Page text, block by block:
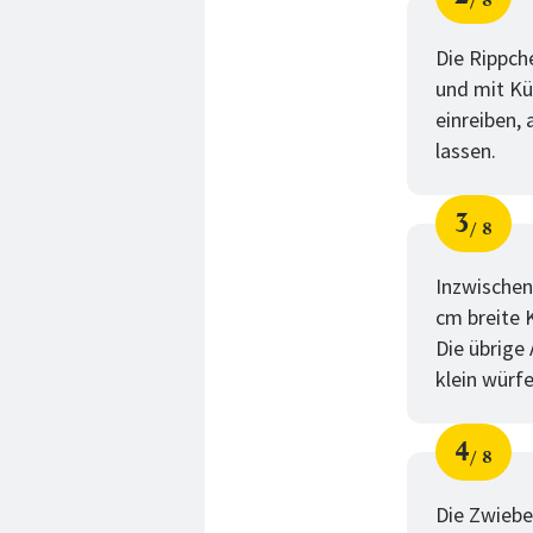
von
Die
und mit
einreiben,
lassen.
3
von
8
cm breite
Die
klein
4
von
8
Die